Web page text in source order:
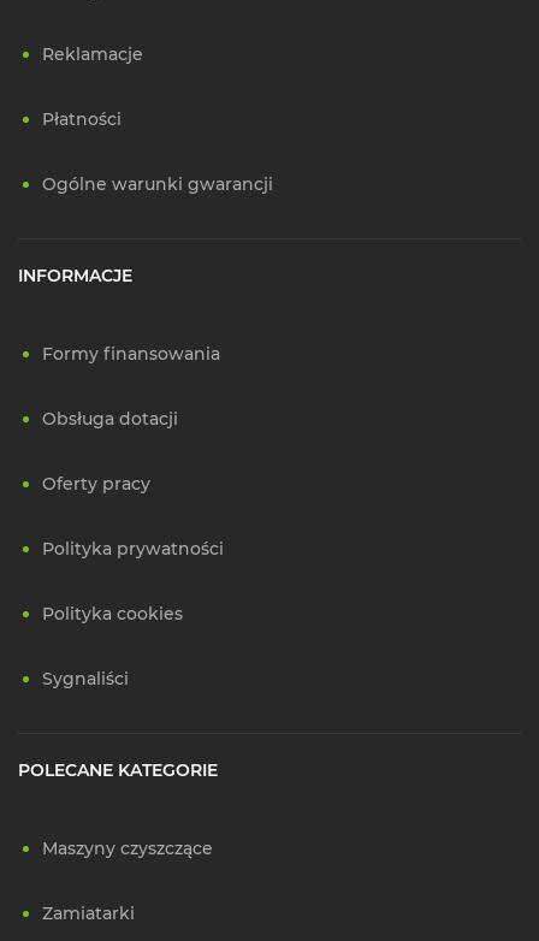
Reklamacje
Płatności
Ogólne warunki gwarancji
INFORMACJE
Formy finansowania
Obsługa dotacji
Oferty pracy
Polityka prywatności
Polityka cookies
Sygnaliści
POLECANE KATEGORIE
Maszyny czyszczące
Zamiatarki